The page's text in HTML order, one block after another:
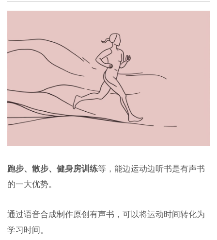
跑步、散步、健身房训练等，能边运动边听书是有声书
的一大优势。
通过语音合成制作原创有声书，可以将运动时间转化为
学习时间。